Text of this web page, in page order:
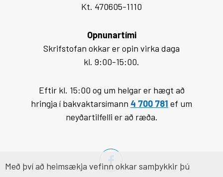
Kt. 470605-1110
Opnunartími
Skrifstofan okkar er opin virka daga
kl. 9:00-15:00.
Eftir kl. 15:00 og um helgar er hægt að
hringja í bakvaktarsímann 4 700 781 ef um
neyðartilfelli er að ræða.
Með því að heimsækja vefinn okkar samþykkir þú